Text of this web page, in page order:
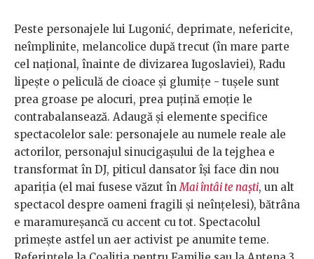
Peste personajele lui Lugonić, deprimate, nefericite,
neîmplinite, melancolice după trecut (în mare parte
cel național, înainte de divizarea Iugoslaviei), Radu
lipește o peliculă de cioace și glumițe - tușele sunt
prea groase pe alocuri, prea puțină emoție le
contrabalansează. Adaugă și elemente specifice
spectacolelor sale: personajele au numele reale ale
actorilor, personajul sinucigașului de la tejghea e
transformat în DJ, piticul dansator își face din nou
apariția (el mai fusese văzut înMai întâi te naști, un alt
spectacol despre oameni fragili și neînțelesi), bătrâna
e maramureșancă cu accent cu tot. Spectacolul
primește astfel un aer activist pe anumite teme.